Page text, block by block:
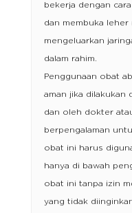
bekerja dengan
dan membuka leher
mengeluarkan
dalam rahim.
Penggunaan obat
aman jika dilakukan
dan oleh dokter
berpengalaman
obat ini harus
hanya di bawah
obat ini tanpa izin
yang tidak